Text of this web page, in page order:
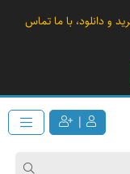
و دانلود، با ما تماس
|